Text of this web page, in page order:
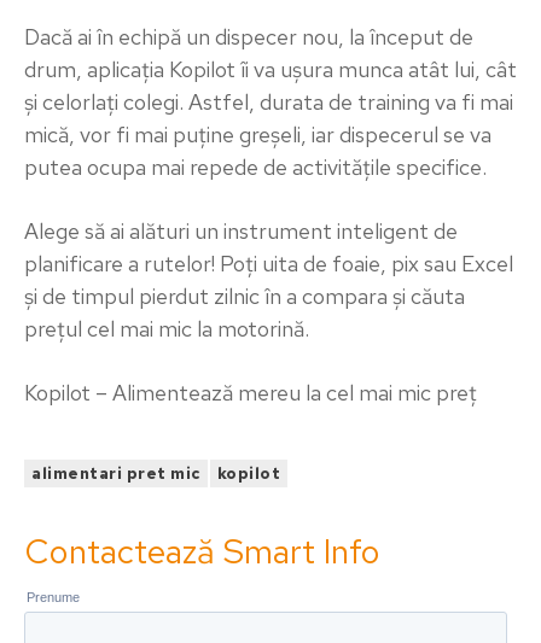
Dacă ai în echipă un dispecer nou, la început de
drum, aplicația Kopilot îi va ușura munca atât lui, cât
și celorlați colegi. Astfel, durata de training va fi mai
mică, vor fi mai puține greșeli, iar dispecerul se va
putea ocupa mai repede de activitățile specifice.
Alege să ai alături un instrument inteligent de
planificare a rutelor! Poți uita de foaie, pix sau Excel
și de timpul pierdut zilnic în a compara și căuta
prețul cel mai mic la motorină.
Kopilot – Alimentează mereu la cel mai mic preț
alimentari pret mic kopilot
Contactează Smart Info